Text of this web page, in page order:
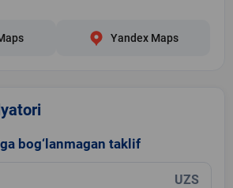
Yandex Maps
bog‘lanmagan taklif
UZS